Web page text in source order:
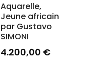
Aquarelle,
Jeune africain
par Gustavo
SIMONI
4.200,00 €